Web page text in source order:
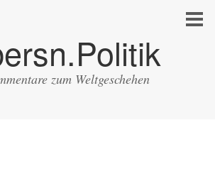
zum Weltgeschehen